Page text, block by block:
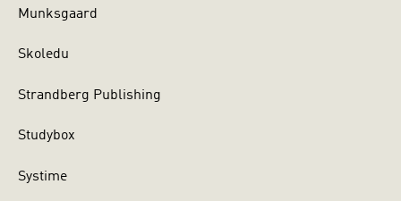
Munksgaard
Skoledu
Strandberg Publishing
Studybox
Systime